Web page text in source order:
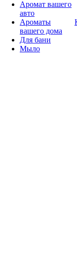
Аромат вашего
авто
Ароматы
вашего дома
Для бани
Мыло